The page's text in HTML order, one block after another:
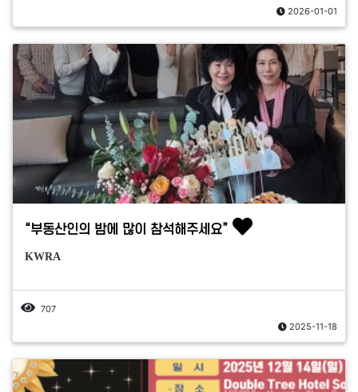
2026-01-01
“부동산인의 밤에 많이 참석해주세요”
KWRA
707
2025-11-18